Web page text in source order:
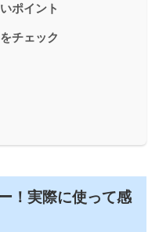
ポイント
チェック
！実際に使って感